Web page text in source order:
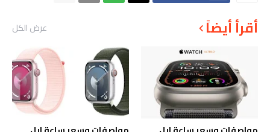
أقرأ أيضاً عرض الكل